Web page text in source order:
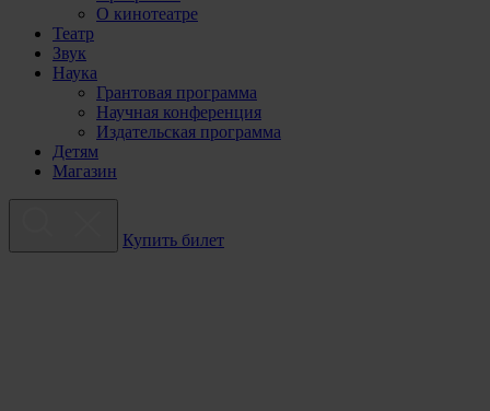
О кинотеатре
Театр
Звук
Наука
Грантовая программа
Научная конференция
Издательская программа
Детям
Магазин
Купить билет